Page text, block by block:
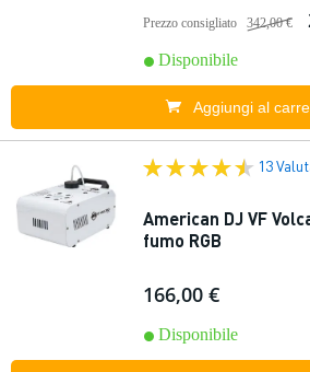
Prezzo consigliato 342,00 €
Disponibile
Aggiungi al
13
American DJ VF
fumo RGB
166,00 €
Disponibile